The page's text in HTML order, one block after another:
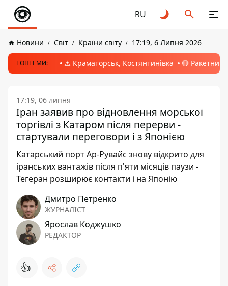
RU
Новини Світ Країни світу 17:19, 6 Липня 2026
ТОПТЕМИ: ⚠️ Краматорськ, Костянтинівка 🔴 Ракетний
17:19, 06 липня
Іран заявив про відновлення морської
торгівлі з Катаром після перерви -
стартували переговори і з Японією
Катарський порт Ар-Рувайс знову відкрито для
іранських вантажів після п'яти місяців паузи -
Тегеран розширює контакти і на Японію
Дмитро Петренко
ЖУРНАЛІСТ
Ярослав Коджушко
РЕДАКТОР
👍